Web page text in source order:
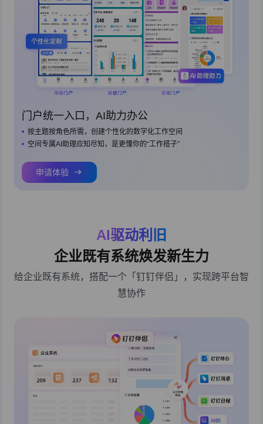
门户统一入口，AI助力办公
按主题按角色所需，创建个性化的数字化工作空间
空间专属AI助理应知尽知，是更懂你的“工作搭子”
申请体验
AI驱动利旧
企业既有系统焕发新生力
给企业既有系统，搭配一个「钉钉伴侣」，实现跨平台智
慧协作